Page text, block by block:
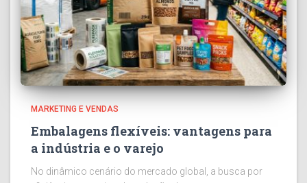
MARKETING E VENDAS
Embalagens flexíveis: vantagens para
a indústria e o varejo
No dinâmico cenário do mercado global, a busca por